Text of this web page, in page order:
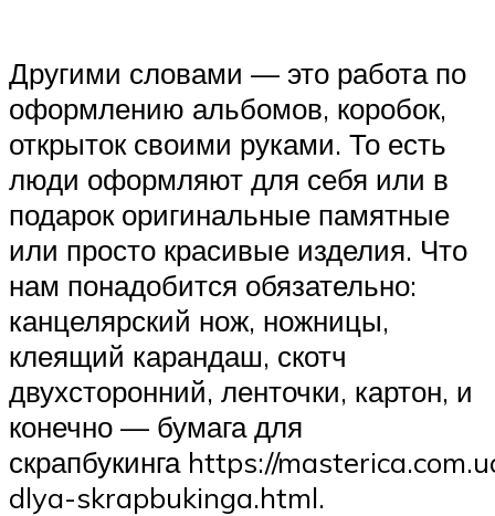
Другими словами — это работа по
оформлению альбомов, коробок,
открыток своими руками. То есть
люди оформляют для себя или в
подарок оригинальные памятные
или просто красивые изделия. Что
нам понадобится обязательно:
канцелярский нож, ножницы,
клеящий карандаш, скотч
двухсторонний, ленточки, картон, и
конечно — бумага для
скрапбукинга https://
dlya-skrapbukinga.html.